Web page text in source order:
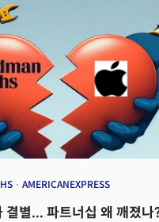
example, South Korean
the US market following the
last year. Despite
manufacturing lines, they have
of challenges, such as timely
in turnover rates, which have
productivity goals and put the
and extensive problems arise
VP of Business Enablement
BPO services provider."If not
escalate into larger problems
the most practical results with
AMERICANEXPRESS
결별... 파트너십 왜 깨졌나